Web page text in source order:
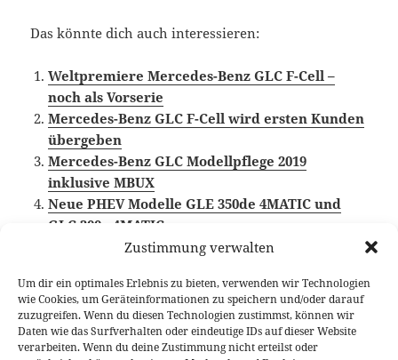
Zustimmung verwalten
Um dir ein optimales Erlebnis zu bieten, verwenden wir Technologien
wie Cookies, um Geräteinformationen zu speichern und/oder darauf
zuzugreifen. Wenn du diesen Technologien zustimmst, können wir
Daten wie das Surfverhalten oder eindeutige IDs auf dieser Website
verarbeiten. Wenn du deine Zustimmung nicht erteilst oder
Das könnte dich auch interessieren:
Weltpremiere Mercedes-Benz GLC F-Cell –
noch als Vorserie
Mercedes-Benz GLC F-Cell wird ersten Kunden
übergeben
Mercedes-Benz GLC Modellpflege 2019
inklusive MBUX
Neue PHEV Modelle GLE 350de 4MATIC und
GLC 300e 4MATIC
Veröffentlicht
am
20. März 2019 Autor
Fabian Meßner Kategorien
News Schlagwörter
Mercedes-
Benz,Mercedes-Benz GLC